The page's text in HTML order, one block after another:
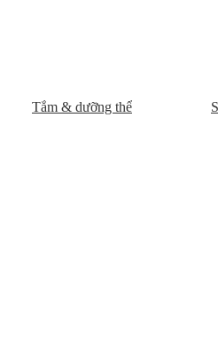
Tắm & dưỡng thể